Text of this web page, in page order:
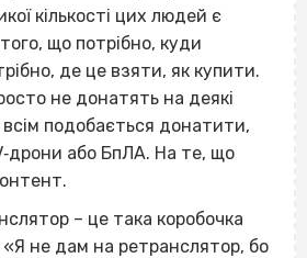
кількості цих людей є
що потрібно, куди
де це взяти, як купити.
не донатять на деякі
подобається донатити,
або БпЛА. На те, що
– це така коробочка
«Я не дам на ретранслятор, бо